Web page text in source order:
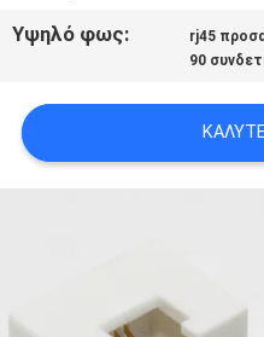
SITEMAP
ΠΟΛΙΤΙΚΉ
ΑΠΟΡΡΉΤΟΥ
Υψηλό φως: rj45
90